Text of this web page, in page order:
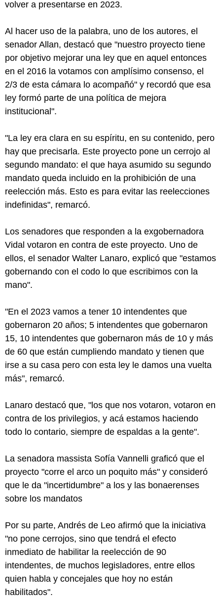
volver a presentarse en 2023.
Al hacer uso de la palabra, uno de los autores, el
senador Allan, destacó que "nuestro proyecto tiene
por objetivo mejorar una ley que en aquel entonces
en el 2016 la votamos con amplísimo consenso, el
2/3 de esta cámara lo acompañó" y recordó que esa
ley formó parte de una política de mejora
institucional".
"La ley era clara en su espíritu, en su contenido, pero
hay que precisarla. Este proyecto pone un cerrojo al
segundo mandato: el que haya asumido su segundo
mandato queda incluido en la prohibición de una
reelección más. Esto es para evitar las reelecciones
indefinidas", remarcó.
Los senadores que responden a la exgobernadora
Vidal votaron en contra de este proyecto. Uno de
ellos, el senador Walter Lanaro, explicó que "estamos
gobernando con el codo lo que escribimos con la
mano".
"En el 2023 vamos a tener 10 intendentes que
gobernaron 20 años; 5 intendentes que gobernaron
15, 10 intendentes que gobernaron más de 10 y más
de 60 que están cumpliendo mandato y tienen que
irse a su casa pero con esta ley le damos una vuelta
más", remarcó.
Lanaro destacó que, "los que nos votaron, votaron en
contra de los privilegios, y acá estamos haciendo
todo lo contario, siempre de espaldas a la gente".
La senadora massista Sofía Vannelli graficó que el
proyecto "corre el arco un poquito más" y consideró
que le da "incertidumbre" a los y las bonaerenses
sobre los mandatos
Por su parte, Andrés de Leo afirmó que la iniciativa
"no pone cerrojos, sino que tendrá el efecto
inmediato de habilitar la reelección de 90
intendentes, de muchos legisladores, entre ellos
quien habla y concejales que hoy no están
habilitados".